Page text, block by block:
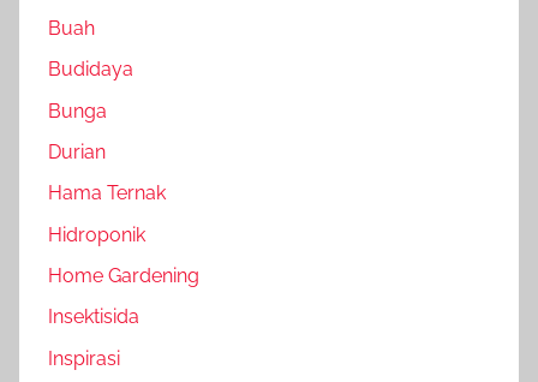
Buah
Budidaya
Bunga
Durian
Hama Ternak
Hidroponik
Home Gardening
Insektisida
Inspirasi